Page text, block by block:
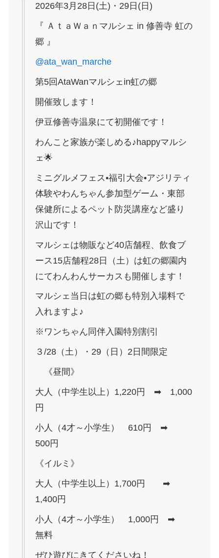
2026年3月28日(土)・29日(日)
『 ＡｔａＷａｎマルシェ in 修善寺 虹の
郷 』
@ata_wan_marche
第5回AtaWanマルシェin虹の郷
開催致します！
伊豆修善寺温泉にて初開催です！
わんこと家族が楽しめる♪happyマルシ
ェ🌟
ミニグルメフェス•福引大会•アジリティ
体験やわんちゃん参加型ゲーム・東部
保健所によるペット防災講座など盛り
沢山です！
マルシェは物販など40店舗程、飲食ブ
ース15店舗程28日（土）は虹の郷園内
にてわんわんサーカスも開催します！
マルシェ当日は虹の郷も特別入場料で
入れますよ♪
※ワンちゃん同伴入園特別割引
３/28（土）・29（日）2日間限定
《昼間》
大人（中学生以上）1,220円 ➡ 1,000
円
小人（4才～小学生） 610円 ➡
500円
《イルミ》
大人（中学生以上）1,700円 ➡
1,400円
小人（4才～小学生） 1,000円 ➡
無料
ぜひ遊びにきてくださいね！